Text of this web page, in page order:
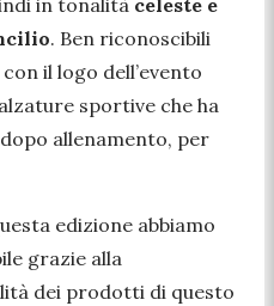
in tonalità celeste e
. Ben riconoscibili
con il logo dell’evento
sportive che ha
allenamento, per
edizione abbiamo
grazie alla
dei prodotti di questo